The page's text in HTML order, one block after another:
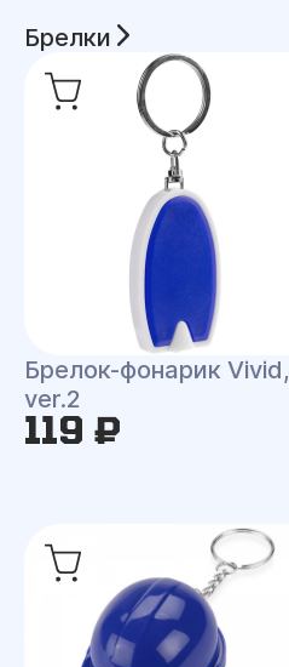
Брелки
Брелок-фонарик Vivid,
ver.2
119 ₽